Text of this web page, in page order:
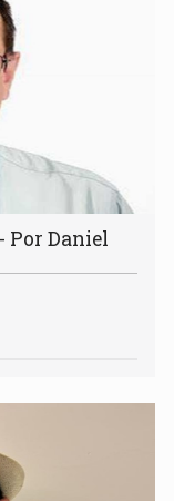
Por Daniel